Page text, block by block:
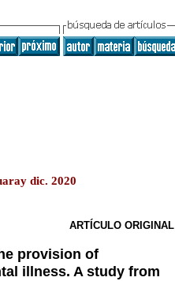
dic. 2020
ARTÍCULO ORIGINAL
provision of
illness. A study from